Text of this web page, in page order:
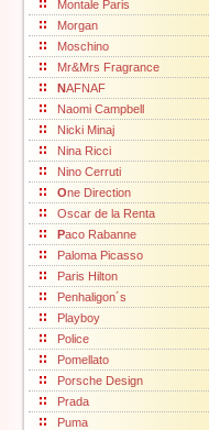
Montale Paris
Morgan
Moschino
Mr&Mrs Fragrance
NAFNAF
Naomi Campbell
Nicki Minaj
Nina Ricci
Nino Cerruti
One Direction
Oscar de la Renta
Paco Rabanne
Paloma Picasso
Paris Hilton
Penhaligon´s
Playboy
Police
Pomellato
Porsche Design
Prada
Puma